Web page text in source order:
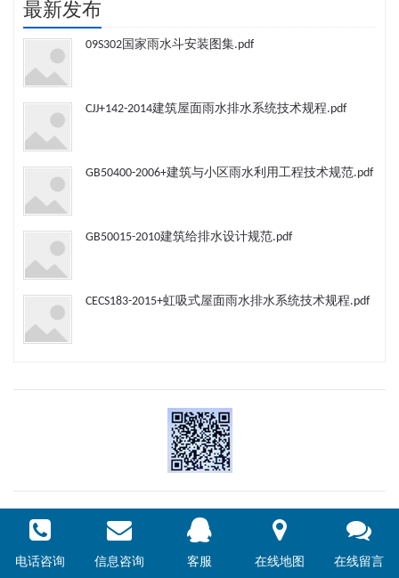
最新发布
09S302国家雨水斗安装图集.pdf
CJJ+142-2014建筑屋面雨水排水系统技术规程.pdf
GB50400-2006+建筑与小区雨水利用工程技术规范.pdf
GB50015-2010建筑给排水设计规范.pdf
CECS183-2015+虹吸式屋面雨水排水系统技术规程.pdf
百度 给水排水 亚洲给水排水 土木在线 北京社保局
工商总局
©2018 ct-water 版权所有
京ICP证14018974号
电话咨询 信息咨询 客服 在线地图 在线留言